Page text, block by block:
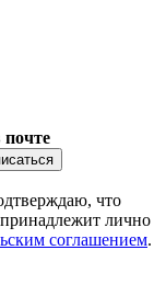
что
лично
соглашением.